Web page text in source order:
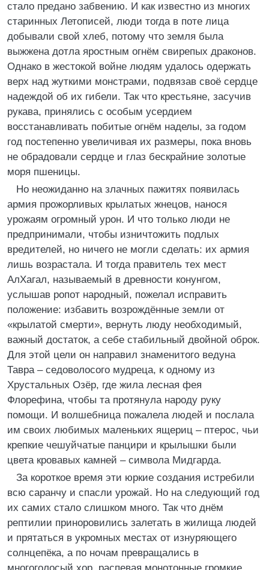
стало предано забвению. И как известно из многих
старинных Летописей, люди тогда в поте лица
добывали свой хлеб, потому что земля была
выжжена дотла яростным огнём свирепых драконов.
Однако в жестокой войне людям удалось одержать
верх над жуткими монстрами, подвязав своё сердце
надеждой об их гибели. Так что крестьяне, засучив
рукава, принялись с особым усердием
восстанавливать побитые огнём наделы, за годом
год постепенно увеличивая их размеры, пока вновь
не обрадовали сердце и глаз бескрайние золотые
моря пшеницы.
Но неожиданно на злачных пажитях появилась
армия прожорливых крылатых жнецов, нанося
урожаям огромный урон. И что только люди не
предпринимали, чтобы изничтожить подлых
вредителей, но ничего не могли сделать: их армия
лишь возрастала. И тогда правитель тех мест
АлХагал, называемый в древности конунгом,
услышав ропот народный, пожелал исправить
положение: избавить возрождённые земли от
«крылатой смерти», вернуть люду необходимый,
важный достаток, а себе стабильный двойной оброк.
Для этой цели он направил знаменитого ведуна
Тавра – седоволосого мудреца, к одному из
Хрустальных Озёр, где жила лесная фея
Флорефина, чтобы та протянула народу руку
помощи. И волшебница пожалела людей и послала
им своих любимых маленьких ящериц – птерос, чьи
крепкие чешуйчатые панцири и крылышки были
цвета кровавых камней – символа Мидгарда.
За короткое время эти юркие создания истребили
всю саранчу и спасли урожай. Но на следующий год
их самих стало слишком много. Так что днём
рептилии приноровились залетать в жилища людей
и прятаться в укромных местах от изнуряющего
солнцепёка, а по ночам превращались в